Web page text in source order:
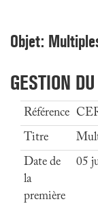
Objet:
GESTION
Référence
Titre
Date de
la
première
05